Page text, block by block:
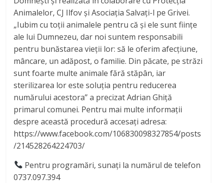
Animalelor, CJ Ilfov și Asociația Salvați-l pe Grivei.
„Iubim cu toții animalele pentru că și ele sunt ființe
ale lui Dumnezeu, dar noi suntem responsabili
pentru bunăstarea vieții lor: să le oferim afecțiune,
mâncare, un adăpost, o familie. Din păcate, pe străzi
sunt foarte multe animale fără stăpân, iar
sterilizarea lor este soluția pentru reducerea
numărului acestora” a precizat Adrian Ghiță
primarul comunei. Pentru mai multe informații
despre această procedură accesați adresa:
https://www.facebook.com/106830098327854/posts
/214528264224703/
Pentru programări, sunați la numărul de telefon
0737.097.394